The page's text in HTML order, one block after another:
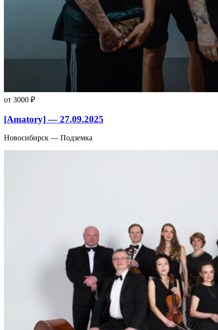
от 3000 ₽
[Amatory] — 27.09.2025
Новосибирск — Подземка